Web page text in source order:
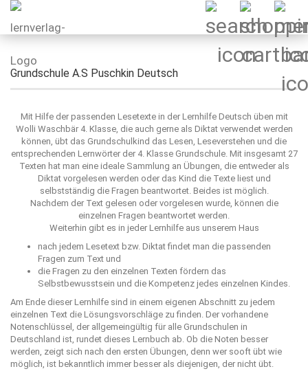
Grundschule A.S Puschkin Deutsch
Mit Hilfe der passenden Lesetexte in der Lernhilfe Deutsch üben mit
Wolli Waschbär 4. Klasse, die auch gerne als Diktat verwendet werden
können, übt das Grundschulkind das Lesen, Leseverstehen und die
entsprechenden Lernwörter der 4. Klasse Grundschule. Mit insgesamt 27
Texten hat man eine ideale Sammlung an Übungen, die entweder als
Diktat vorgelesen werden oder das Kind die Texte liest und
selbstständig die Fragen beantwortet. Beides ist möglich.
Nachdem der Text gelesen oder vorgelesen wurde, können die
einzelnen Fragen beantwortet werden.
Weiterhin gibt es in jeder Lernhilfe aus unserem Haus
nach jedem Lesetext bzw. Diktat findet man die passenden
Fragen zum Text und
die Fragen zu den einzelnen Texten fördern das
Selbstbewusstsein und die Kompetenz jedes einzelnen Kindes.
Am Ende dieser Lernhilfe sind in einem eigenen Abschnitt zu jedem
einzelnen Text die Lösungsvorschläge zu finden. Der vorhandene
Notenschlüssel, der allgemeingültig für alle Grundschulen in
Deutschland ist, rundet dieses Lernbuch ab. Ob die Noten besser
werden, zeigt sich nach den ersten Übungen, denn wer sooft übt wie
möglich, ist bekanntlich immer besser als diejenigen, der nicht übt.